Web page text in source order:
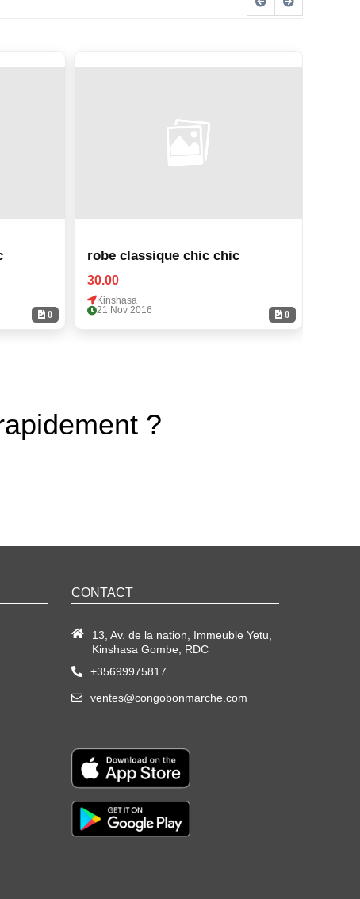
0 0
robe classique chic chic
30.00
Kinshasa
21 Nov 2016
?
CONTACT
13, Av. de la nation, Immeuble Yetu,
Kinshasa Gombe, RDC
+35699975817
ventes@congobonmarche.com